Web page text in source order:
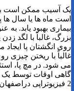
یک آسیب ممکن است
است ماه ها یا سال
بیماری بهبود یابد. به
بزرگ، غالباً با لگد
روی انگشتان پا
غالباً با ریختن چیزی
می شود. در مچ پا،
گاهی اوقات توسط
2 فیزیوتراپی دراصفهان مشاهده می شود.